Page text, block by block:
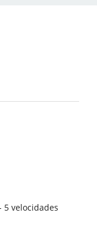
5 velocidades